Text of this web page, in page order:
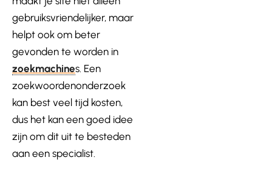
gebruiksvriendelijker, maar
helpt ook om beter
gevonden te worden in
zoekmachines. Een
zoekwoordenonderzoek
kan best veel tijd kosten,
dus het kan een goed idee
zijn om dit uit te besteden
aan een specialist.